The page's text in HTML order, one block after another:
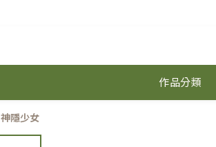
作品分類
神隱少女